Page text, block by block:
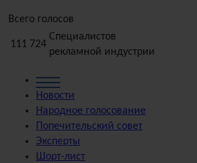
Всего голосов
111 724
Специалистов
рекламной индустрии
Новости
Народное голосование
Попечительский совет
Эксперты
Шорт-лист